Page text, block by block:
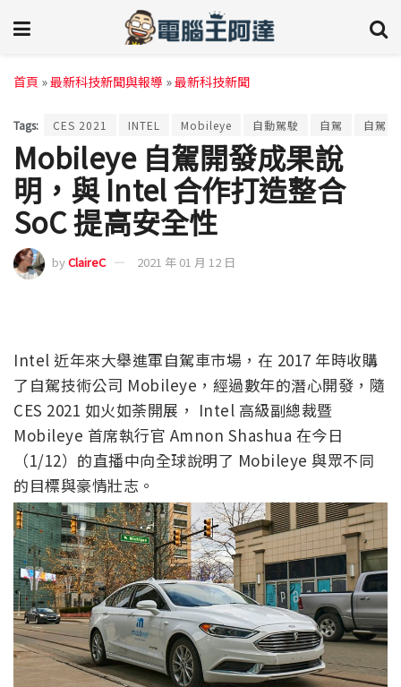
首頁 »最新科技新聞與報導 »最新科技新聞
Tags: CES 2021 INTEL Mobileye 自動駕駛 自駕 自駕車
Mobileye 自駕開發成果說
明，與 Intel 合作打造整合
SoC 提高安全性
byClaireC 2021 年 01 月 12 日
Intel 近年來大舉進軍自駕車市場，在 2017 年時收購
了自駕技術公司 Mobileye，經過數年的潛心開發，隨
CES 2021 如火如荼開展， Intel 高級副總裁暨
Mobileye 首席執行官 Amnon Shashua 在今日
（1/12）的直播中向全球說明了 Mobileye 與眾不同
的目標與豪情壯志。